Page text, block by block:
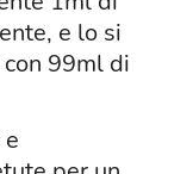
e lo si
99ml di